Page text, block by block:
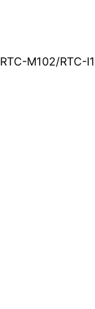
RTC-M102/RTC-